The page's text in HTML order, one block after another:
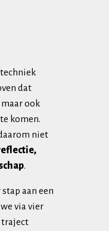
dat
ook
komen.
niet
.
aan een
via vier
traject